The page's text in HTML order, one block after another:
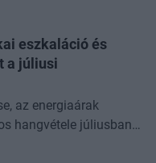
eszkaláció és
a júliusi
az energiaárak
hangvétele júliusban